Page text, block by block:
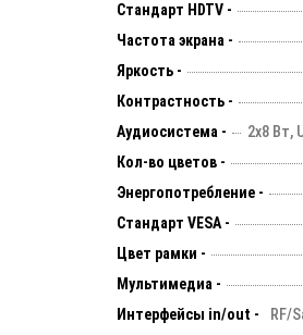
Стандарт HDTV -
Частота экрана -
Яркость -
Контрастность -
Аудиосистема -
2х8 Вт,
Кол-во цветов -
Энергопотребление -
Стандарт VESA -
Цвет рамки -
Мультимедиа -
Интерфейсы in/out -
RF/